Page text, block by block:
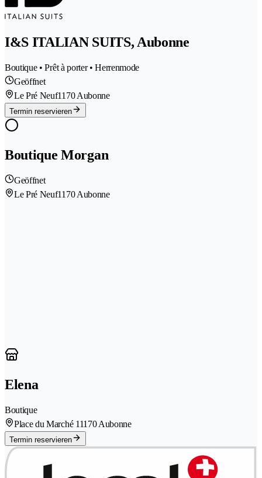
I&S ITALIAN SUITS, Aubonne
Boutique • Prêt à porter • Herrenmode
Geöffnet
Le Pré Neuf1170 Aubonne
Termin reservieren
Boutique Morgan
Geöffnet
Le Pré Neuf1170 Aubonne
Elena
Boutique
Place du Marché 11170 Aubonne
Termin reservieren